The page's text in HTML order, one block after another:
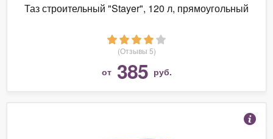
Таз строительный "Stayer", 120 л, прямоугольный
(Отзывы 5)
от 385 руб.